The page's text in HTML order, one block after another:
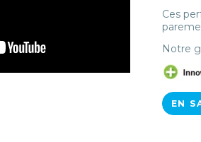
Ces
Notre
EN